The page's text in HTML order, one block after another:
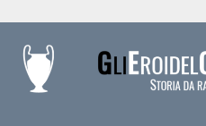
content